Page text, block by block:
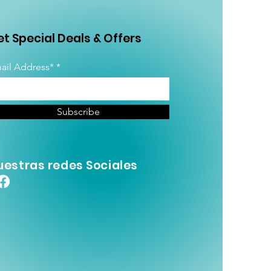
Special Deals & Offers
Address*
Subscribe
redes Sociales